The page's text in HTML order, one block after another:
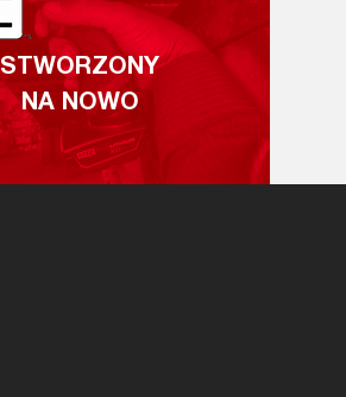
STWORZONY
NA NOWO